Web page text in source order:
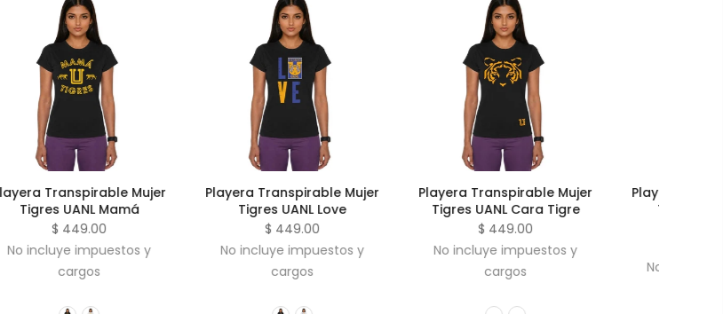
Playera Transpirable Mujer
Tigres UANL Love
$ 449.00
No incluye impuestos y
Playera Transpirable Mujer
Tigres UANL Cara Tigre
$ 449.00
No incluye impuestos y
Playera Transpirable Mujer
Tigres UANL Logo U
Combinado
$ 449.00
No incluye impuestos y